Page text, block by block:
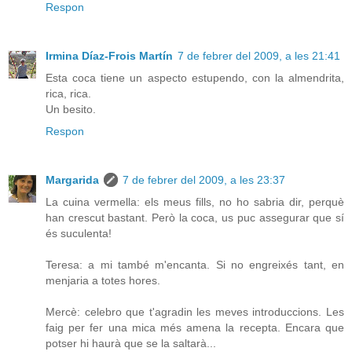
Respon
Irmina Díaz-Frois Martín 7 de febrer del 2009, a les 21:41
Esta coca tiene un aspecto estupendo, con la almendrita,
rica, rica.
Un besito.
Respon
Margarida
7 de febrer del 2009, a les 23:37
La cuina vermella: els meus fills, no ho sabria dir, perquè
han crescut bastant. Però la coca, us puc assegurar que sí
és suculenta!
Teresa: a mi també m'encanta. Si no engreixés tant, en
menjaria a totes hores.
Mercè: celebro que t'agradin les meves introduccions. Les
faig per fer una mica més amena la recepta. Encara que
potser hi haurà que se la saltarà...